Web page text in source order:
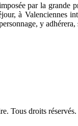
par la grande
à Valenciennes
y adhérera,
Tous droits